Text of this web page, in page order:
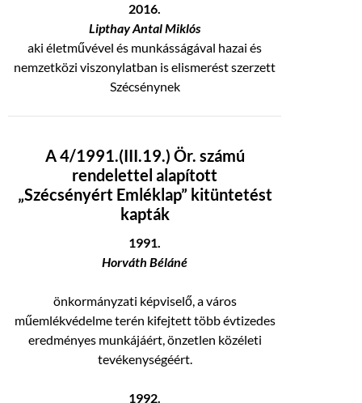
2016.
Lipthay Antal Miklós
aki életművével és munkásságával hazai és
nemzetközi viszonylatban is elismerést szerzett
Szécsénynek
A 4/1991.(III.19.) Ör. számú
rendelettel alapított
„Szécsényért Emléklap” kitüntetést
kapták
1991.
Horváth Béláné
önkormányzati képviselő, a város
műemlékvédelme terén kifejtett több évtizedes
eredményes munkájáért, önzetlen közéleti
tevékenységéért.
1992.